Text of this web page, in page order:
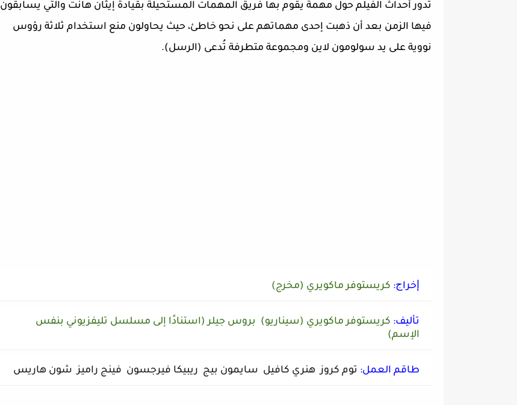
تدور أحداث الفيلم حول مهمة يقوم بها فريق المهمات المستحيلة بقيادة إيثان هانت والتي يسابقون
فيها الزمن بعد أن ذهبت إحدى مهماتهم على نحو خاطئ، حيث يحاولون منع استخدام ثلاثة رؤوس
نووية على يد سولومون لاين ومجموعة متطرفة تُدعى (الرسل).
ﺇﺧﺮاﺝ: كريستوفر ماكويري (مخرج)
ﺗﺄﻟﻴﻒ: كريستوفر ماكويري (سيناريو) بروس جيلر (استنادًا إلى مسلسل تليفزيوني بنفس
اﻹسم)
طاقم العمل: توم كروز هنري كافيل سايمون بيج ريبيكا فيرجسون فينج راميز شون هاريس